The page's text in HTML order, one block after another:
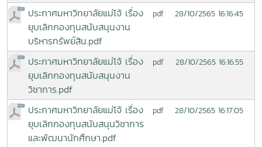
ประกาศมหาวิทยาลัยแม่โจ้ เรื่อง
ยุบเลิกกองทุนสนับสนุนงาน
บริหารทรัพย์สิน.pdf
pdf 28/10/2565 16:16:45
ประกาศมหาวิทยาลัยแม่โจ้ เรื่อง
ยุบเลิกกองทุนสนับสนุนงาน
วิชาการ.pdf
pdf 28/10/2565 16:16:55
ประกาศมหาวิทยาลัยแม่โจ้ เรื่อง
ยุบเลิกกองทุนสนับสนุนวิชาการ
และพัฒนานักศึกษา.pdf
pdf 28/10/2565 16:17:05